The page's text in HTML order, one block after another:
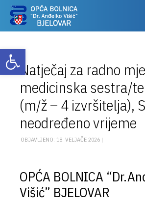
Otvori alatnu traku
Natječaj za radno
medicinska sestra/
(m/ž – 4 izvršitelja),
neodređeno vrijeme
OBJAVLJENO: 18. VELJAČE 2026 |
OPĆA BOLNICA
Višić” BJELOVAR